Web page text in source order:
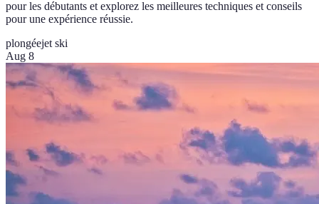
pour les débutants et explorez les meilleures techniques et conseils
pour une expérience réussie.
plongéejet ski
Aug 8